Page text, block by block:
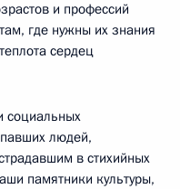
и профессий
где нужны их знания
сердец
социальных
людей,
в стихийных
памятники культуры,